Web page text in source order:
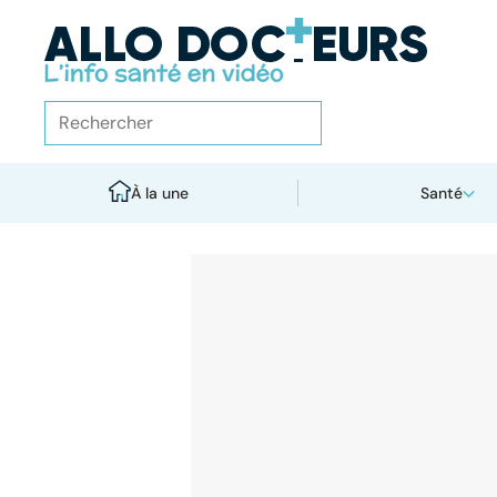
À la une Santé